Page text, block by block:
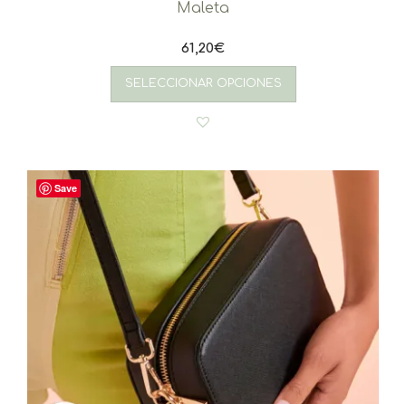
Maleta
61,20€
SELECCIONAR OPCIONES
Save